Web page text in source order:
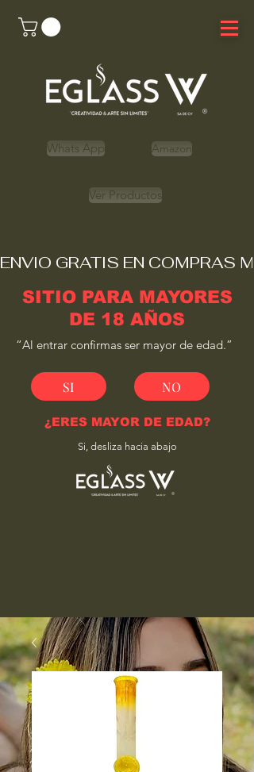
Ver Productos
ENVIO GRATIS EN COMPRAS
SITIO PARA MAYORES
DE 18 AÑOS
“Al entrar confirmas ser mayor de edad.”
SI NO
¿ERES MAYOR DE EDAD?
Si, desliza hacia abajo
Whats App Amazon